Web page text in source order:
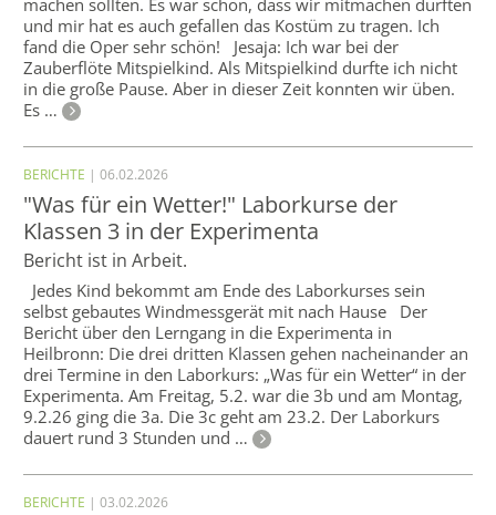
machen sollten. Es war schön, dass wir mitmachen durften
und mir hat es auch gefallen das Kostüm zu tragen. Ich
fand die Oper sehr schön! Jesaja: Ich war bei der
Zauberflöte Mitspielkind. Als Mitspielkind durfte ich nicht
in die große Pause. Aber in dieser Zeit konnten wir üben.
Es …
BERICHTE | 06.02.2026
"Was für ein Wetter!" Laborkurse der
Klassen 3 in der Experimenta
Bericht ist in Arbeit.
Jedes Kind bekommt am Ende des Laborkurses sein
selbst gebautes Windmessgerät mit nach Hause Der
Bericht über den Lerngang in die Experimenta in
Heilbronn: Die drei dritten Klassen gehen nacheinander an
drei Termine in den Laborkurs: „Was für ein Wetter“ in der
Experimenta. Am Freitag, 5.2. war die 3b und am Montag,
9.2.26 ging die 3a. Die 3c geht am 23.2. Der Laborkurs
dauert rund 3 Stunden und …
BERICHTE | 03.02.2026